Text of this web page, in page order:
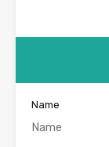
Name